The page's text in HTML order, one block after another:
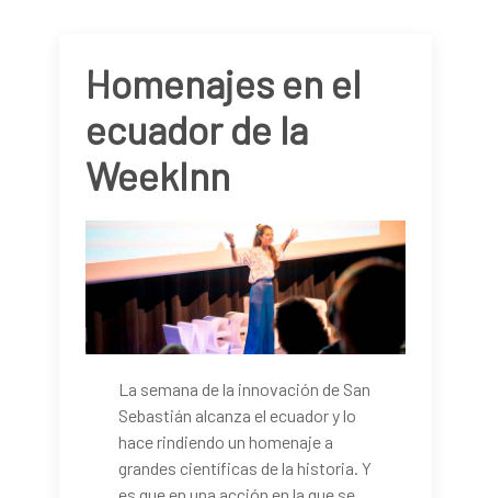
Homenajes en el
ecuador de la
WeekInn
La semana de la innovación de San
Sebastián alcanza el ecuador y lo
hace rindiendo un homenaje a
grandes científicas de la historia. Y
es que en una acción en la que se